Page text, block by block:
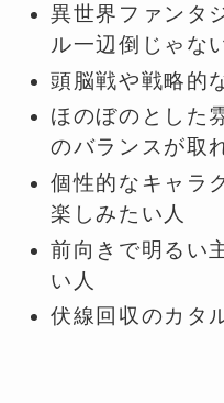
異世界ファンタ
ル一辺倒じゃな
頭脳戦や戦略的
ほのぼのとした
のバランスが取
個性的なキャラ
楽しみたい人
前向きで明るい
い人
伏線回収のカタ